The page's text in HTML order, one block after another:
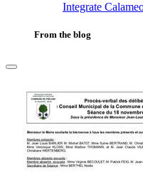
Integrate
From the blog